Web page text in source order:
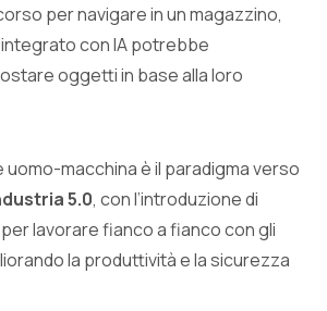
per navigare in un magazzino,
con IA potrebbe
oggetti in base alla loro
macchina è il paradigma verso
5.0, con l’introduzione di
lavorare fianco a fianco con gli
la produttività e la sicurezza